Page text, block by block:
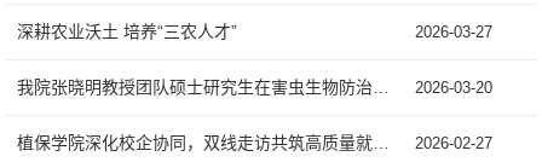
深耕农业沃土 培养“三农人才” 2026-03-27
2026-03-20
2026-02-27